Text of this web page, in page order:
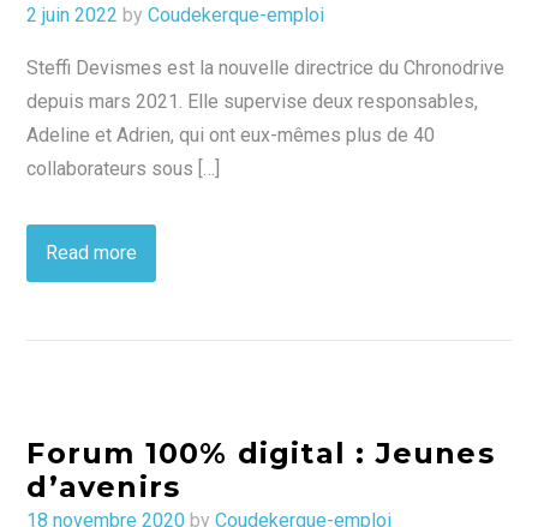
Posted
2 juin 2022 byCoudekerque-emploi
Steffi Devismes est la nouvelle directrice du Chronodrive
depuis mars 2021. Elle supervise deux responsables,
Adeline et Adrien, qui ont eux-mêmes plus de 40
collaborateurs sous […]
Read more
Forum 100% digital : Jeunes
d’avenirs
Posted
18 novembre 2020 byCoudekerque-emploi